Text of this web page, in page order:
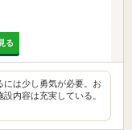
る
は少し勇気が必要。お
内容は充実している。